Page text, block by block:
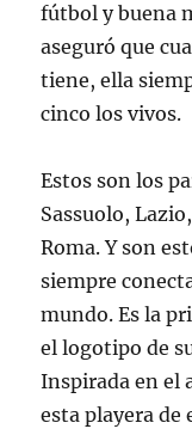
fútbol y buena
aseguró que
tiene, ella
cinco los vivos.
Estos son los
Sassuolo,
Roma. Y son
siempre
mundo. Es la
el logotipo de
Inspirada en el
esta playera de